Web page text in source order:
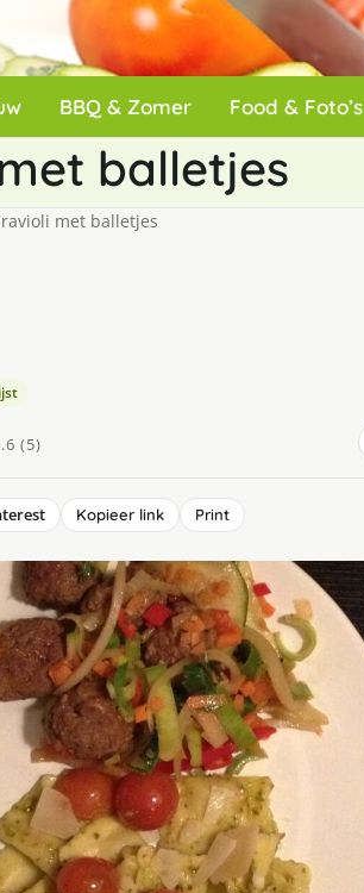
BBQ & Zomer Food & Foto’s
balletjes
ravioli met balletjes
(5)
Kopieer link Print